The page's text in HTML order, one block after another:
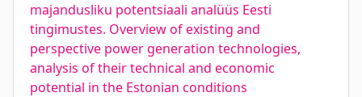
majandusliku potentsiaali analüüs Eesti
tingimustes. Overview of existing and
perspective power generation technologies,
analysis of their technical and economic
potential in the Estonian conditions